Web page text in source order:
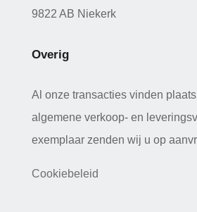
9822 AB Niekerk
Overig
Al onze transacties vinden
algemene verkoop- en
exemplaar zenden wij u op
Cookiebeleid